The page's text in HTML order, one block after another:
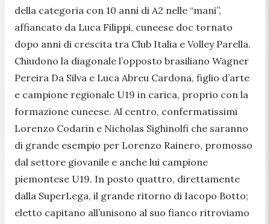
della categoria con 10 anni di A2 nelle “mani”,
affiancato da Luca Filippi, cuneese doc tornato
dopo anni di crescita tra Club Italia e Volley Parella.
Chiudono la diagonale l’opposto brasiliano Wagner
Pereira Da Silva e Luca Abreu Cardona, figlio d’arte
e campione regionale U19 in carica, proprio con la
formazione cuneese. Al centro, confermatissimi
Lorenzo Codarin e Nicholas Sighinolfi che saranno
di grande esempio per Lorenzo Rainero, promosso
dal settore giovanile e anche lui campione
piemontese U19. In posto quattro, direttamente
dalla SuperLega, il grande ritorno di Iacopo Botto;
eletto capitano all’unisono al suo fianco ritroviamo